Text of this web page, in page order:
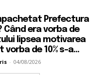
Prefectura
Când era vorba de
lipsea motivarea
vorba de 10% s-a...
- 04/08/2026